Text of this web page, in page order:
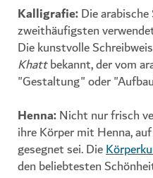
Kalligrafie:Die
zweithäufigsten
Die kunstvolle
Khattbekannt, der vom
"Gestaltung" oder
Henna:Nicht nur frisch
ihre Körper mit Henna,
gesegnet sei. Die
den beliebtesten